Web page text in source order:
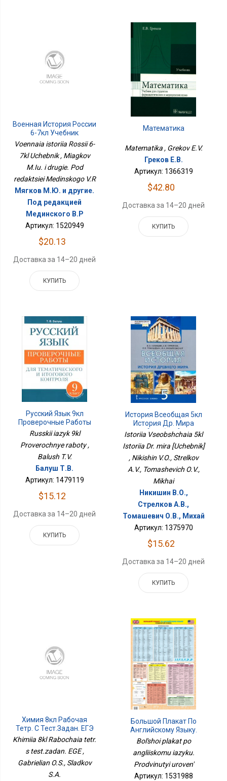
Военная История России
6-7кл Учебник
Voennaia istoriia Rossii 6-
7kl Uchebnik , Miagkov
M.Iu. i drugie. Pod
redaktsiei Medinskogo V.R
Мягков М.Ю. и другие.
Под редакцией
Мединского В.Р
Артикул: 1520949
$20.13
Доставка за 14–20 дней
КУПИТЬ
Математика
Matematika , Grekov E.V.
Греков Е.В.
Артикул: 1366319
$42.80
Доставка за 14–20 дней
КУПИТЬ
Русский Язык 9кл
Проверочные Работы
Russkii iazyk 9kl
Proverochnye raboty ,
Balush T.V.
Балуш Т.В.
Артикул: 1479119
$15.12
Доставка за 14–20 дней
КУПИТЬ
История Всеобщая 5кл
История Др. Мира
[Учебник]
Istoriia Vseobshchaia 5kl
Istoriia Dr. mira [Uchebnik]
, Nikishin V.O., Strelkov
A.V., Tomashevich O.V.,
Mikhai
Никишин В.О.,
Стрелков А.В.,
Томашевич О.В., Михай
Артикул: 1375970
$15.62
Доставка за 14–20 дней
КУПИТЬ
Химия 8кл Рабочая
Тетр. С Тест.задан. ЕГЭ
Khimiia 8kl Rabochaia tetr.
s test.zadan. EGE ,
Gabrielian O.S., Sladkov
S.A.
Большой Плакат По
Английскому Языку.
Продвинутый Уровень
Bol'shoi plakat po
angliiskomu iazyku.
Prodvinutyi uroven'
Артикул: 1531988